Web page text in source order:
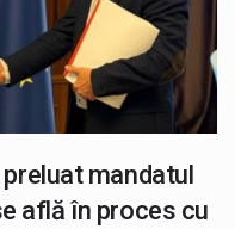
mandatul
află în proces cu